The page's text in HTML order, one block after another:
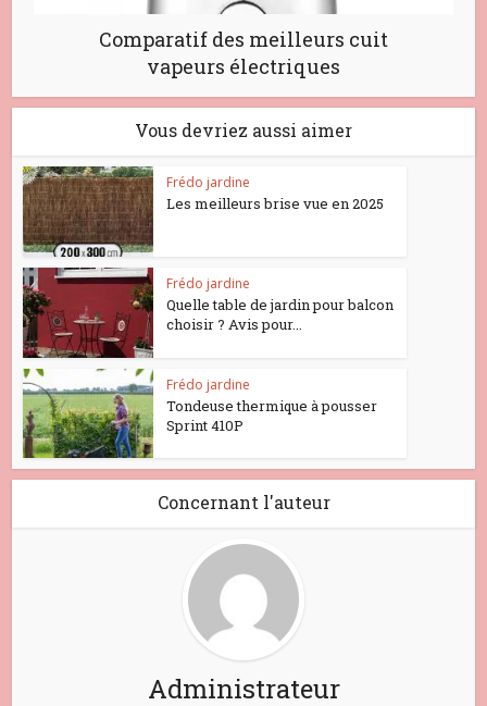
Comparatif des meilleurs cuit
vapeurs électriques
Vous devriez aussi aimer
Frédo jardine
Les meilleurs brise vue en 2025
Frédo jardine
Quelle table de jardin pour balcon
choisir ? Avis pour...
Frédo jardine
Tondeuse thermique à pousser
Sprint 410P
Concernant l'auteur
Administrateur